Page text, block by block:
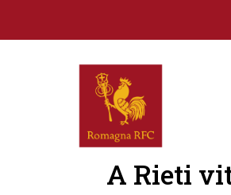
A Rieti